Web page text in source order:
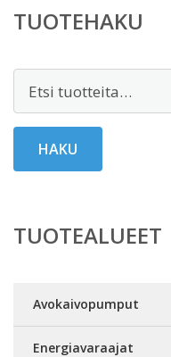
TUOTEHAKU
HAKU
TUOTEALUEET
Avokaivopumput
Energiavaraajat